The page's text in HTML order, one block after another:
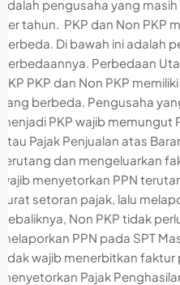
adalah pengusaha yang
per tahun. PKP dan Non PKP
berbeda. Di bawah ini adalah
perbedaannya. Perbedaan
PKP PKP dan Non PKP
yang berbeda. Pengusaha
menjadi PKP wajib memungut
atau Pajak Penjualan atas
terutang dan mengeluarkan
wajib menyetorkan PPN
surat setoran pajak, lalu
Sebaliknya, Non PKP tidak
melaporkan PPN pada SPT
tidak wajib menerbitkan
menyetorkan Pajak